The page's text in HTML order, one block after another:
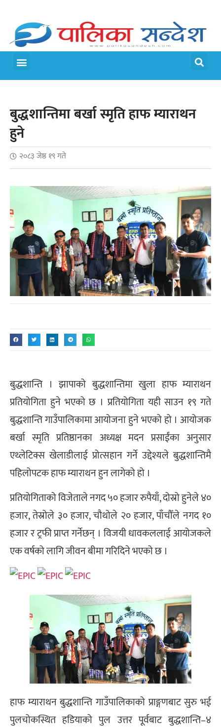
बुद्धशान्तिमा बर्खा स्मृति हाफ म्याराथन
हुने
२०८३ जेष्ठ १९ गते
बुद्धशान्ति । झापाको बुद्धशान्तिमा खुला हाफ म्याराथन
प्रतियोगिता हुने भएको छ । प्रतियोगिता यही साउन १९ गते
बुद्धशान्ति गाउँपालिकामा आयोजना हुने भएको हो । आयोजक
बर्खा स्मृति प्रतिष्ठानका अध्यक्ष मदन प्रसाईंका अनुसार
एथ्लेटिक्स खेलाडीलाई प्रोत्सहान गर्ने उद्देश्यले बुद्धशान्तिमै
पहिलोपटक हाफ म्याराथन हुन लागेको हो ।
प्रतियोगिताको विजेताले नगद ५० हजार रुपैयाँ, दोस्रो हुनेले ४०
हजार, तेस्रोले ३० हजार, चौथोले २० हजार, पाँचौँले नगद १०
हजार र ट्रफी प्राप्त गर्नेछन् । विजयी धावकललाई आयोजकले
एक वर्षको लागि जीवन बीमा गरिदिने भएको छ ।
हाफ म्याराथन बुद्धशान्ति गाउँपालिकाको प्राङ्गणबाट सुरु भई
पुलचोकस्थित हडियाको पुल उत्तर पूर्वबाट बुद्धशान्ति–४